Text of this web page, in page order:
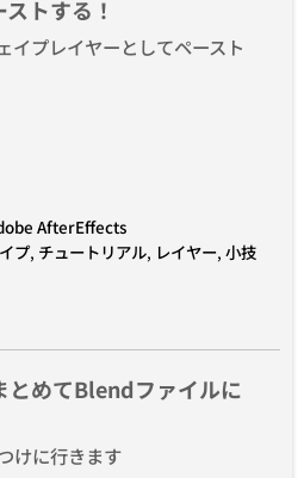
トする！
プレイヤーとしてペースト
AfterEffects
プ, チュートリアル, レイヤー, 小技
とめてBlendファイルに
けに行きます